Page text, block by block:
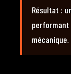
Résultat :
mécanique.